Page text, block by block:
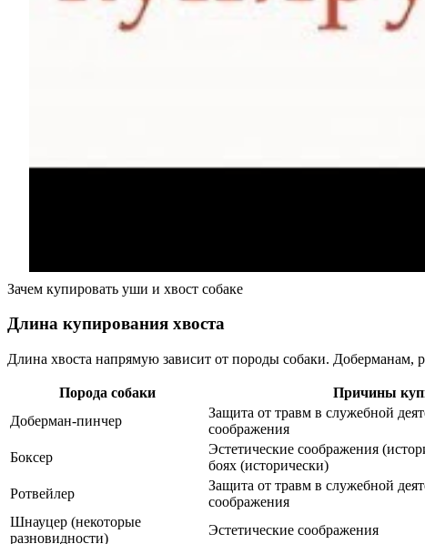
Зачем купировать уши и хвост собаке
Длина купирования хвоста
Длина хвоста напрямую зависит от породы собаки. Доберманам,
Порода собаки Причины
Доберман-пинчер
Защита от травм в служебной
соображения
Боксер
Эстетические соображения
боях (исторически)
Ротвейлер
Защита от травм в служебной
соображения
Шнауцер (некоторые
разновидности)
Эстетические соображения